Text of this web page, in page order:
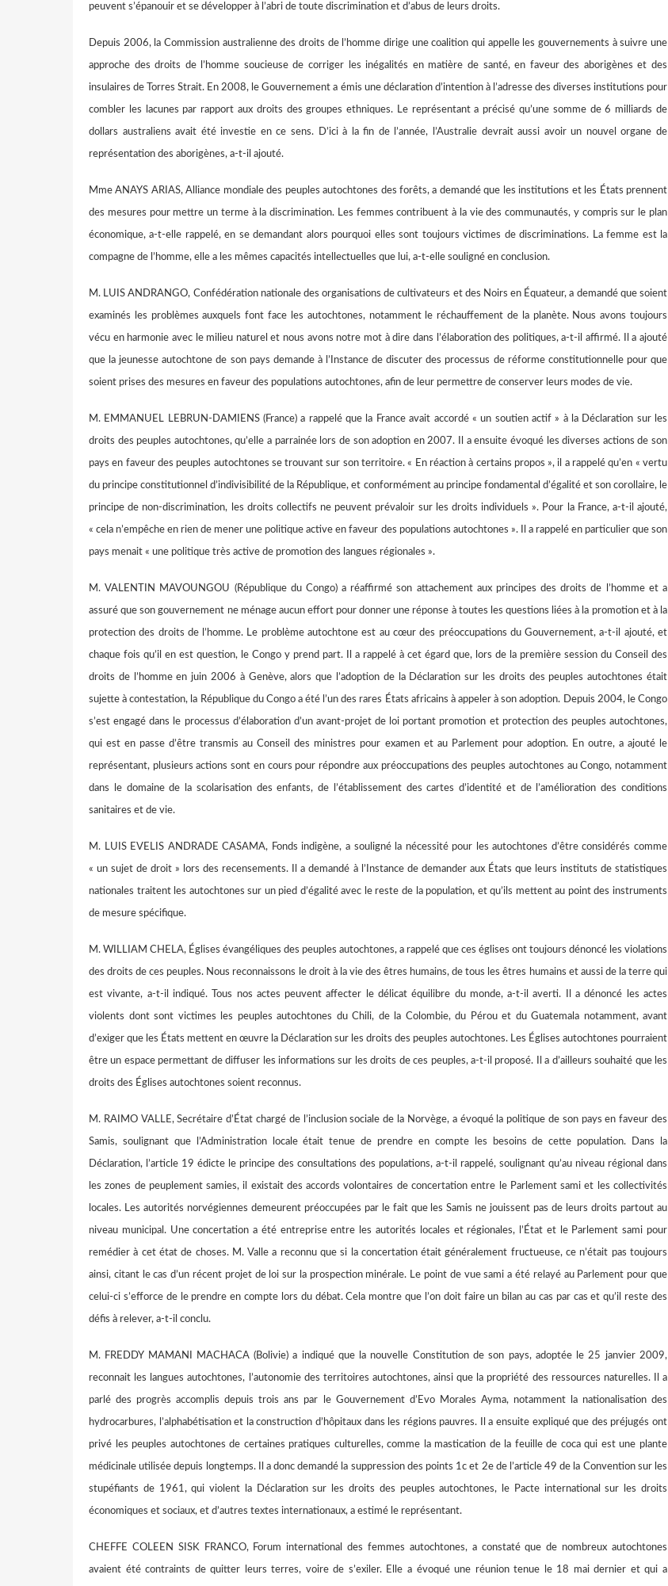
peuvent s’épanouir et se développer à l’abri de toute discrimination et d’abus de leurs droits.
Depuis 2006, la Commission australienne des droits de l’homme dirige une coalition qui appelle les gouvernements à suivre une
approche des droits de l’homme soucieuse de corriger les inégalités en matière de santé, en faveur des aborigènes et des
insulaires de Torres Strait. En 2008, le Gouvernement a émis une déclaration d’intention à l’adresse des diverses institutions pour
combler les lacunes par rapport aux droits des groupes ethniques. Le représentant a précisé qu’une somme de 6 milliards de
dollars australiens avait été investie en ce sens. D’ici à la fin de l’année, l’Australie devrait aussi avoir un nouvel organe de
représentation des aborigènes, a-t-il ajouté.
Mme ANAYS ARIAS, Alliance mondiale des peuples autochtones des forêts, a demandé que les institutions et les États prennent
des mesures pour mettre un terme à la discrimination. Les femmes contribuent à la vie des communautés, y compris sur le plan
économique, a-t-elle rappelé, en se demandant alors pourquoi elles sont toujours victimes de discriminations. La femme est la
compagne de l’homme, elle a les mêmes capacités intellectuelles que lui, a-t-elle souligné en conclusion.
M. LUIS ANDRANGO, Confédération nationale des organisations de cultivateurs et des Noirs en Équateur, a demandé que soient
examinés les problèmes auxquels font face les autochtones, notamment le réchauffement de la planète. Nous avons toujours
vécu en harmonie avec le milieu naturel et nous avons notre mot à dire dans l’élaboration des politiques, a-t-il affirmé. Il a ajouté
que la jeunesse autochtone de son pays demande à l’Instance de discuter des processus de réforme constitutionnelle pour que
soient prises des mesures en faveur des populations autochtones, afin de leur permettre de conserver leurs modes de vie.
M. EMMANUEL LEBRUN-DAMIENS (France) a rappelé que la France avait accordé « un soutien actif » à la Déclaration sur les
droits des peuples autochtones, qu’elle a parrainée lors de son adoption en 2007. Il a ensuite évoqué les diverses actions de son
pays en faveur des peuples autochtones se trouvant sur son territoire. « En réaction à certains propos », il a rappelé qu’en « vertu
du principe constitutionnel d’indivisibilité de la République, et conformément au principe fondamental d’égalité et son corollaire, le
principe de non-discrimination, les droits collectifs ne peuvent prévaloir sur les droits individuels ». Pour la France, a-t-il ajouté,
« cela n’empêche en rien de mener une politique active en faveur des populations autochtones ». Il a rappelé en particulier que son
pays menait « une politique très active de promotion des langues régionales ».
M. VALENTIN MAVOUNGOU (République du Congo) a réaffirmé son attachement aux principes des droits de l’homme et a
assuré que son gouvernement ne ménage aucun effort pour donner une réponse à toutes les questions liées à la promotion et à la
protection des droits de l’homme. Le problème autochtone est au cœur des préoccupations du Gouvernement, a-t-il ajouté, et
chaque fois qu’il en est question, le Congo y prend part. Il a rappelé à cet égard que, lors de la première session du Conseil des
droits de l’homme en juin 2006 à Genève, alors que l’adoption de la Déclaration sur les droits des peuples autochtones était
sujette à contestation, la République du Congo a été l’un des rares États africains à appeler à son adoption. Depuis 2004, le Congo
s’est engagé dans le processus d’élaboration d’un avant-projet de loi portant promotion et protection des peuples autochtones,
qui est en passe d’être transmis au Conseil des ministres pour examen et au Parlement pour adoption. En outre, a ajouté le
représentant, plusieurs actions sont en cours pour répondre aux préoccupations des peuples autochtones au Congo, notamment
dans le domaine de la scolarisation des enfants, de l’établissement des cartes d’identité et de l’amélioration des conditions
sanitaires et de vie.
M. LUIS EVELIS ANDRADE CASAMA, Fonds indigène, a souligné la nécessité pour les autochtones d’être considérés comme
« un sujet de droit » lors des recensements. Il a demandé à l’Instance de demander aux États que leurs instituts de statistiques
nationales traitent les autochtones sur un pied d’égalité avec le reste de la population, et qu’ils mettent au point des instruments
de mesure spécifique.
M. WILLIAM CHELA, Églises évangéliques des peuples autochtones, a rappelé que ces églises ont toujours dénoncé les violations
des droits de ces peuples. Nous reconnaissons le droit à la vie des êtres humains, de tous les êtres humains et aussi de la terre qui
est vivante, a-t-il indiqué. Tous nos actes peuvent affecter le délicat équilibre du monde, a-t-il averti. Il a dénoncé les actes
violents dont sont victimes les peuples autochtones du Chili, de la Colombie, du Pérou et du Guatemala notamment, avant
d’exiger que les États mettent en œuvre la Déclaration sur les droits des peuples autochtones. Les Églises autochtones pourraient
être un espace permettant de diffuser les informations sur les droits de ces peuples, a-t-il proposé. Il a d’ailleurs souhaité que les
droits des Églises autochtones soient reconnus.
M. RAIMO VALLE, Secrétaire d’État chargé de l’inclusion sociale de la Norvège, a évoqué la politique de son pays en faveur des
Samis, soulignant que l’Administration locale était tenue de prendre en compte les besoins de cette population. Dans la
Déclaration, l’article 19 édicte le principe des consultations des populations, a-t-il rappelé, soulignant qu’au niveau régional dans
les zones de peuplement samies, il existait des accords volontaires de concertation entre le Parlement sami et les collectivités
locales. Les autorités norvégiennes demeurent préoccupées par le fait que les Samis ne jouissent pas de leurs droits partout au
niveau municipal. Une concertation a été entreprise entre les autorités locales et régionales, l’État et le Parlement sami pour
remédier à cet état de choses. M. Valle a reconnu que si la concertation était généralement fructueuse, ce n’était pas toujours
ainsi, citant le cas d’un récent projet de loi sur la prospection minérale. Le point de vue sami a été relayé au Parlement pour que
celui-ci s’efforce de le prendre en compte lors du débat. Cela montre que l’on doit faire un bilan au cas par cas et qu’il reste des
défis à relever, a-t-il conclu.
M. FREDDY MAMANI MACHACA (Bolivie) a indiqué que la nouvelle Constitution de son pays, adoptée le 25 janvier 2009,
reconnait les langues autochtones, l’autonomie des territoires autochtones, ainsi que la propriété des ressources naturelles. Il a
parlé des progrès accomplis depuis trois ans par le Gouvernement d’Evo Morales Ayma, notamment la nationalisation des
hydrocarbures, l’alphabétisation et la construction d’hôpitaux dans les régions pauvres. Il a ensuite expliqué que des préjugés ont
privé les peuples autochtones de certaines pratiques culturelles, comme la mastication de la feuille de coca qui est une plante
médicinale utilisée depuis longtemps. Il a donc demandé la suppression des points 1c et 2e de l’article 49 de la Convention sur les
stupéfiants de 1961, qui violent la Déclaration sur les droits des peuples autochtones, le Pacte international sur les droits
économiques et sociaux, et d’autres textes internationaux, a estimé le représentant.
CHEFFE COLEEN SISK FRANCO, Forum international des femmes autochtones, a constaté que de nombreux autochtones
avaient été contraints de quitter leurs terres, voire de s’exiler. Elle a évoqué une réunion tenue le 18 mai dernier et qui a